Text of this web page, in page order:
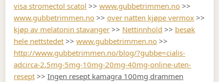
visa stromectol scatol >>www.gubbetrimmen.no >>
www.gubbetrimmen.no >>over natten kjøpe vermox >>
kjøp av melatonin stavanger >> Nettinnhold >> besøk
hele nettstedet >>www.gubbetrimmen.no >>
http://www.gubbetrimmen.no/blog/?gubbe=cialis-
adcirca-2.5mg-5mg-10mg-20mg-40mg-online-uten-
resept >>Ingen resept kamagra 100mg drammen